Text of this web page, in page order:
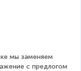
мы заменяем
с предлогом